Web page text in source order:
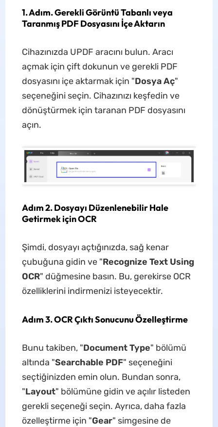
1. Adım. Gerekli Görüntü Tabanlı veya
Taranmış PDF Dosyasını İçe Aktarın
Cihazınızda UPDF aracını bulun. Aracı
açmak için çift dokunun ve gerekli PDF
dosyasını içe aktarmak için "Dosya Aç"
seçeneğini seçin. Cihazınızı keşfedin ve
dönüştürmek için taranan PDF dosyasını
açın.
Adım 2. Dosyayı Düzenlenebilir Hale
Getirmek için OCR
Şimdi, dosyayı açtığınızda, sağ kenar
çubuğuna gidin ve "Recognize Text Using
OCR" düğmesine basın. Bu, gerekirse OCR
özelliklerini indirmenizi isteyecektir.
Adım 3. OCR Çıktı Sonucunu Özelleştirme
Bunu takiben, "Document Type" bölümü
altında "Searchable PDF" seçeneğini
seçtiğinizden emin olun. Bundan sonra,
"Layout" bölümüne gidin ve açılır listeden
gerekli seçeneği seçin. Ayrıca, daha fazla
özelleştirme için "Gear" simgesine de